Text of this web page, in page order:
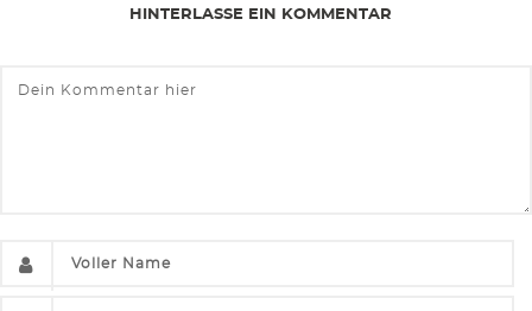
HINTERLASSE EIN KOMMENTAR